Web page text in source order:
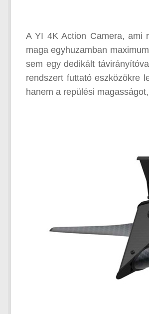
A YI 4K Action Camera, ami
maga egyhuzamban
sem egy dedikált
rendszert futtató eszközökre
hanem a repülési